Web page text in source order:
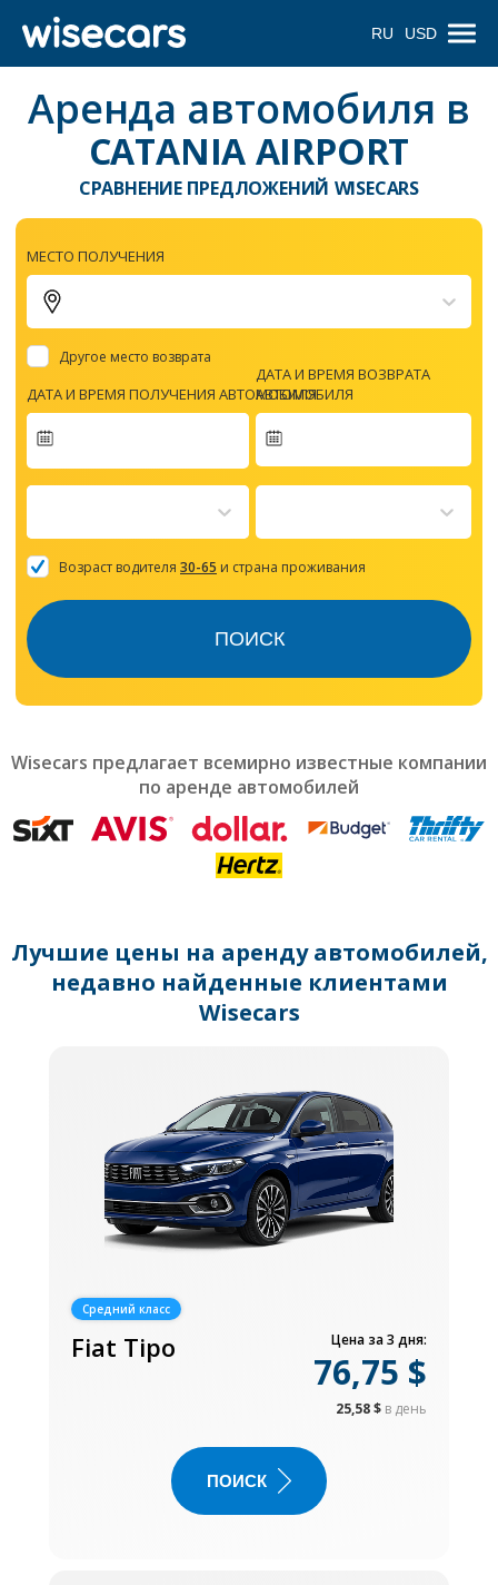
RU USD
Аренда автомобиля в
CATANIA AIRPORT
СРАВНЕНИЕ ПРЕДЛОЖЕНИЙ WISECARS
МЕСТО ПОЛУЧЕНИЯ
Другое место возврата
ДАТА И ВРЕМЯ ПОЛУЧЕНИЯ АВТОМОБИЛЯ
forward
with
the
and
mark
get
the
dates.
ДАТА И ВРЕМЯ ВОЗВРАТА
АВТОМОБИЛЯ
Возраст водителя 30-65 и страна проживания
ПОИСК
Wisecars предлагает всемирно известные компании
по аренде автомобилей
Лучшие цены на аренду автомобилей,
недавно найденные клиентами
Wisecars
Средний класс
Fiat Tipo Цена за 3 дня:
76,75 $
25,58 $ в день
ПОИСК